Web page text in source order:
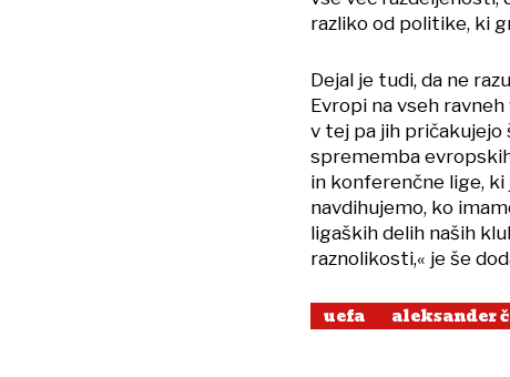
razliko od politike, ki
Dejal je tudi, da ne
Evropi na vseh
v tej pa jih pričakujejo
sprememba
in konferenčne lige,
navdihujemo, ko
ligaških delih naših
raznolikosti,« je še
uefa aleksander